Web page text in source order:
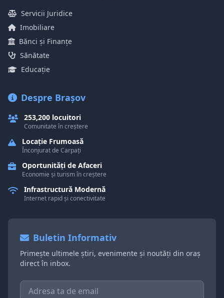
Servicii Juridice
Imobiliare
Bănci și Finanțe
Sănătate
Educație
Despre Brașov
253,200 locuitori
Comunitate în creștere
Locație Frumoasă
Înconjurat de Carpați
Oportunități de Afaceri
Economie și turism în creștere
Infrastructură Modernă
Internet rapid și conectivitate
Buletin Informativ
Primește ultimele știri, evenimente și noutăți din oraș
direct în inbox.